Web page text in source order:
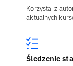
Korzystaj z
aktualnych
Śledzenie